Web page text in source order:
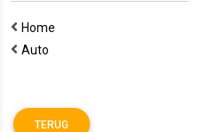
Home
Auto
TERUG